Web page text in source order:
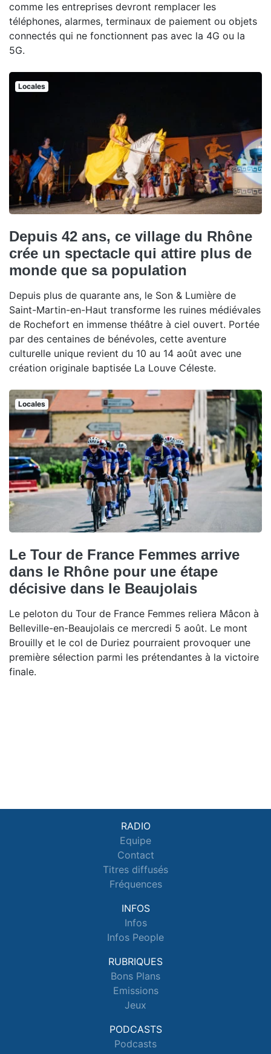
comme les entreprises devront remplacer les
téléphones, alarmes, terminaux de paiement ou objets
connectés qui ne fonctionnent pas avec la 4G ou la
5G.
Locales
Depuis 42 ans, ce village du Rhône
crée un spectacle qui attire plus de
monde que sa population
Depuis plus de quarante ans, le Son & Lumière de
Saint-Martin-en-Haut transforme les ruines médiévales
de Rochefort en immense théâtre à ciel ouvert. Portée
par des centaines de bénévoles, cette aventure
culturelle unique revient du 10 au 14 août avec une
création originale baptisée La Louve Céleste.
Locales
Le Tour de France Femmes arrive
dans le Rhône pour une étape
décisive dans le Beaujolais
Le peloton du Tour de France Femmes reliera Mâcon à
Belleville-en-Beaujolais ce mercredi 5 août. Le mont
Brouilly et le col de Duriez pourraient provoquer une
première sélection parmi les prétendantes à la victoire
finale.
RADIO
Equipe
Contact
Titres diffusés
Fréquences
INFOS
Infos
Infos People
RUBRIQUES
Bons Plans
Emissions
Jeux
PODCASTS
Podcasts